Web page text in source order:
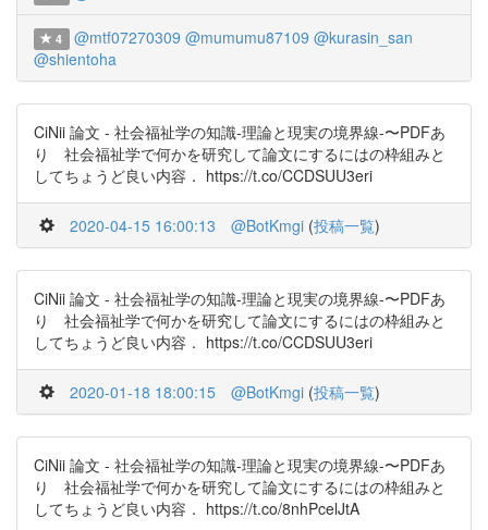
4 @mtf07270309 @mumumu87109 @kurasin_san
@shientoha
CiNii 論文 - 社会福祉学の知識-理論と現実の境界線-〜PDFあ
り 社会福祉学で何かを研究して論文にするにはの枠組みと
してちょうど良い内容． https://t.co/CCDSUU3eri
2020-04-15 16:00:13 @BotKmgi (投稿一覧)
CiNii 論文 - 社会福祉学の知識-理論と現実の境界線-〜PDFあ
り 社会福祉学で何かを研究して論文にするにはの枠組みと
してちょうど良い内容． https://t.co/CCDSUU3eri
2020-01-18 18:00:15 @BotKmgi (投稿一覧)
CiNii 論文 - 社会福祉学の知識-理論と現実の境界線-〜PDFあ
り 社会福祉学で何かを研究して論文にするにはの枠組みと
してちょうど良い内容． https://t.co/8nhPcelJtA